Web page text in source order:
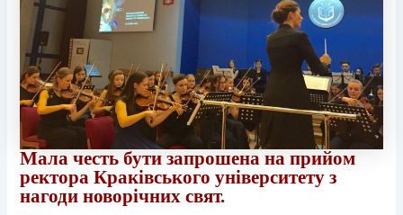
Мала честь бути запрошена на прийом
ректора Краківського університету з
нагоди новорічних свят.